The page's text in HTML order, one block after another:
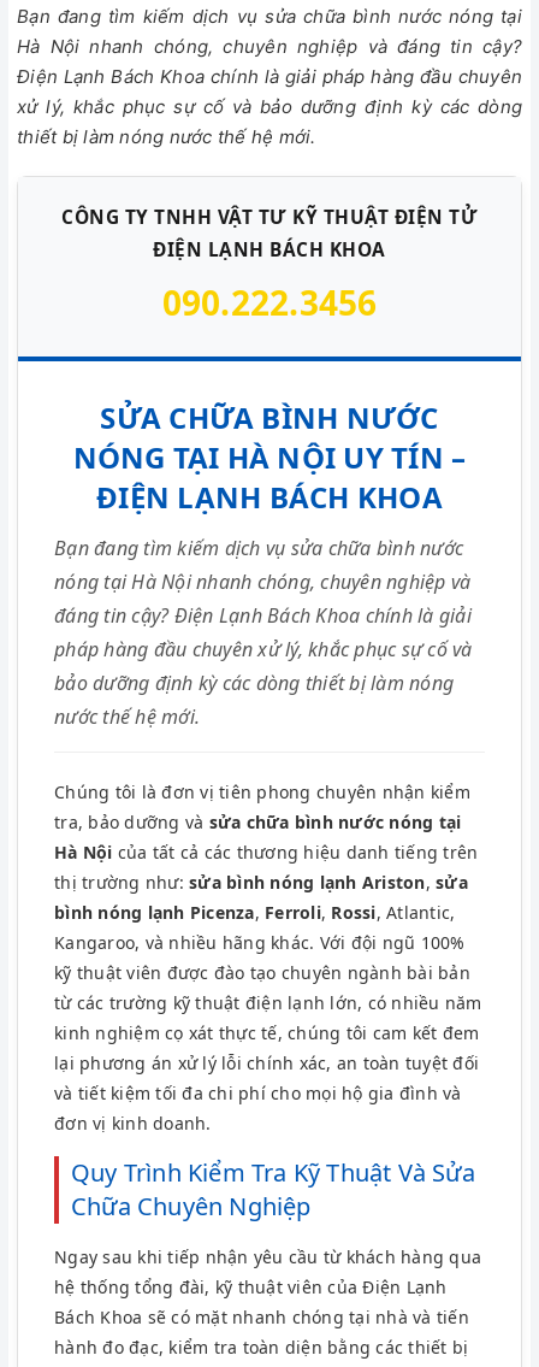
Bạn đang tìm kiếm dịch vụ sửa chữa bình nước nóng tại
Hà Nội nhanh chóng, chuyên nghiệp và đáng tin cậy?
Điện Lạnh Bách Khoa chính là giải pháp hàng đầu chuyên
xử lý, khắc phục sự cố và bảo dưỡng định kỳ các dòng
thiết bị làm nóng nước thế hệ mới.
CÔNG TY TNHH VẬT TƯ KỸ THUẬT ĐIỆN TỬ
ĐIỆN LẠNH BÁCH KHOA
090.222.3456
SỬA CHỮA BÌNH NƯỚC
NÓNG TẠI HÀ NỘI UY TÍN –
ĐIỆN LẠNH BÁCH KHOA
Bạn đang tìm kiếm dịch vụ sửa chữa bình nước
nóng tại Hà Nội nhanh chóng, chuyên nghiệp và
đáng tin cậy? Điện Lạnh Bách Khoa chính là giải
pháp hàng đầu chuyên xử lý, khắc phục sự cố và
bảo dưỡng định kỳ các dòng thiết bị làm nóng
nước thế hệ mới.
Chúng tôi là đơn vị tiên phong chuyên nhận kiểm
tra, bảo dưỡng và sửa chữa bình nước nóng tại
Hà Nội của tất cả các thương hiệu danh tiếng trên
thị trường như: sửa bình nóng lạnh Ariston, sửa
bình nóng lạnh Picenza, Ferroli, Rossi, Atlantic,
Kangaroo, và nhiều hãng khác. Với đội ngũ 100%
kỹ thuật viên được đào tạo chuyên ngành bài bản
từ các trường kỹ thuật điện lạnh lớn, có nhiều năm
kinh nghiệm cọ xát thực tế, chúng tôi cam kết đem
lại phương án xử lý lỗi chính xác, an toàn tuyệt đối
và tiết kiệm tối đa chi phí cho mọi hộ gia đình và
đơn vị kinh doanh.
Quy Trình Kiểm Tra Kỹ Thuật Và Sửa
Chữa Chuyên Nghiệp
Ngay sau khi tiếp nhận yêu cầu từ khách hàng qua
hệ thống tổng đài, kỹ thuật viên của Điện Lạnh
Bách Khoa sẽ có mặt nhanh chóng tại nhà và tiến
hành đo đạc, kiểm tra toàn diện bằng các thiết bị